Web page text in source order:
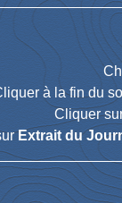
à la fin du
Cliquer
Extrait du